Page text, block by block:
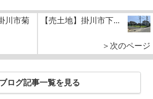
川市菊
【売土地】掛川市下...
＞次のページ
ブログ記事一覧を見る